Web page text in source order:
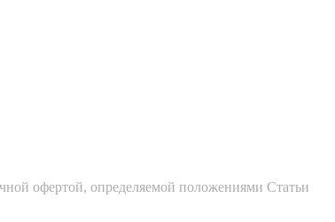
офертой, определяемой положениями Статьи